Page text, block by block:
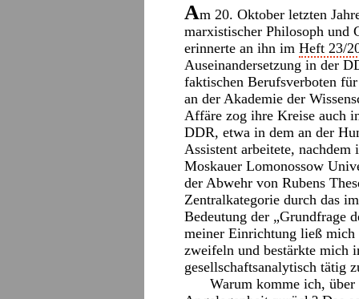
Am 20. Oktober letzten
marxistischer Philosoph und
erinnerte an ihn im Heft 23/
Auseinandersetzung in der
faktischen Berufsverboten
an der Akademie der
Affäre zog ihre Kreise auch
DDR, etwa in dem an der
Assistent arbeitete,
Moskauer Lomonossow
der Abwehr von Rubens
Zentralkategorie durch das
Bedeutung der „Grundfrage
meiner Einrichtung ließ mich
zweifeln und bestärkte mich
gesellschaftsanalytisch tätig
Warum komme ich,